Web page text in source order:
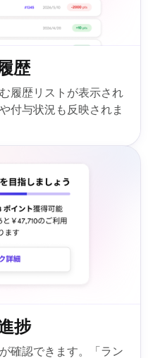
歴
履歴リストが表示され
付与状況も反映されま
捗
確認できます。「ラン